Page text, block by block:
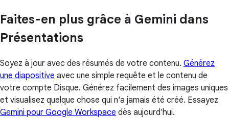
Faites-en plus grâce à Gemini dans
Présentations
Soyez à jour avec des résumés de votre contenu. Générez
une diapositive avec une simple requête et le contenu de
votre compte Disque. Générez facilement des images uniques
et visualisez quelque chose qui n'a jamais été créé. Essayez
Gemini pour Google Workspace dès aujourd'hui.